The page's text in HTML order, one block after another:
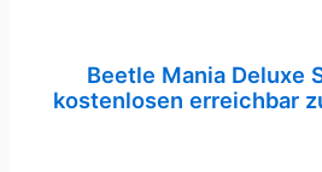
Beetle Mania Deluxe
kostenlosen erreichbar